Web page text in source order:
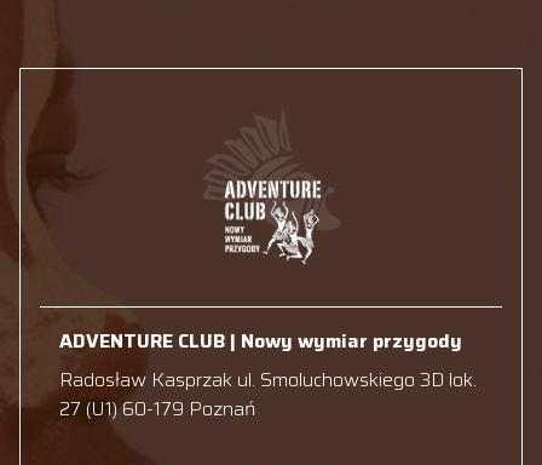
ADVENTURE CLUB | Nowy wymiar przygody
Radosław Kasprzak ul. Smoluchowskiego 3D lok.
27 (U1) 60-179 Poznań